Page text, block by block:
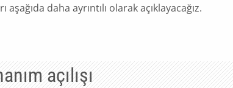
aşağıda daha ayrıntılı olarak açıklayacağız.
açılışı